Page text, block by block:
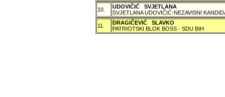
10.
UDOVIČIĆ SVJETLANA
SVJETLANA UDOVIČIĆ-NEZAVISNI
11.
DRAGIČEVIĆ SLAVKO
PATRIOTSKI BLOK BOSS - SDU BIH